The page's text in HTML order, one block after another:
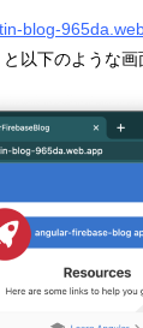
blog-
以下のような画